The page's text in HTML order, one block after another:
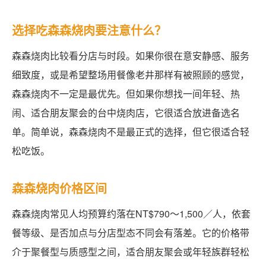
选择吃森森烧肉要注意什么？
森森烧肉比较看分店与时段。如果你很在意安静感、服务
细致度，或是希望整场用餐像老井那样有被照顾的感觉，
森森烧肉不一定是最优先。但如果你想找一间年轻、热
闹、适合朋友聚会的台中烧肉店，它很适合放进备选名
单。简单说，森森烧肉不是最正式的选择，但它很适合轻
松吃饭。
森森烧肉价格区间
森森烧肉常见人均预算约落在NT$790～1,500／人，依套
餐等级、是否加点与分店型态不同会有落差。它的价格带
介于聚餐型与质感型之间，适合朋友聚会或年轻族群轻松